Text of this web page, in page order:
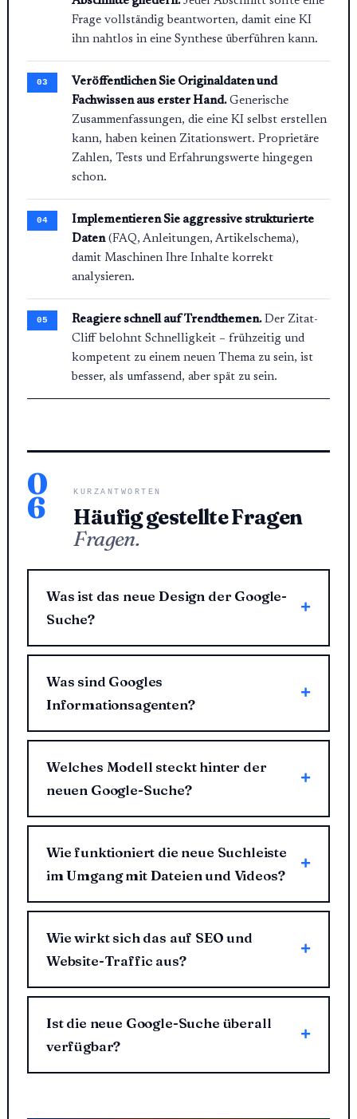
Frage vollständig beantworten, damit eine KI
ihn nahtlos in eine Synthese überführen kann.
Veröffentlichen Sie Originaldaten und
Fachwissen aus erster Hand.Generische
Zusammenfassungen, die eine KI selbst erstellen
kann, haben keinen Zitationswert. Proprietäre
Zahlen, Tests und Erfahrungswerte hingegen
schon.
Implementieren Sie aggressive strukturierte
Daten(FAQ, Anleitungen, Artikelschema),
damit Maschinen Ihre Inhalte korrekt
analysieren.
Reagiere schnell auf Trendthemen.Der Zitat-
Cliff belohnt Schnelligkeit – frühzeitig und
kompetent zu einem neuen Thema zu sein, ist
besser, als umfassend, aber spät zu sein.
0
6 KURZANTWORTEN
Häufig gestellte Fragen
Fragen.
Was ist das neue Design der Google-
Suche?
Was sind Googles
Informationsagenten?
Welches Modell steckt hinter der
neuen Google-Suche?
Wie funktioniert die neue Suchleiste
im Umgang mit Dateien und Videos?
Wie wirkt sich das auf SEO und
Website-Traffic aus?
Ist die neue Google-Suche überall
verfügbar?